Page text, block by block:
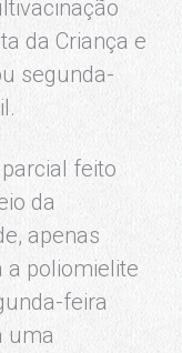
da Criança e
segunda-
feito
da
apenas
a poliomielite
feira
uma